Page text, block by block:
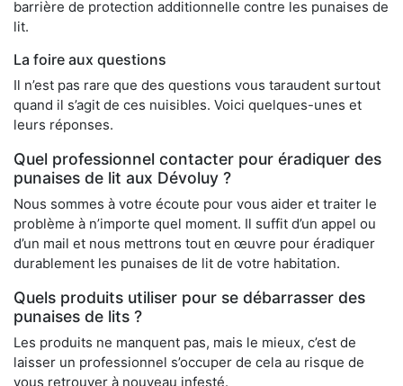
barrière de protection additionnelle contre les punaises de
lit.
La foire aux questions
Il n’est pas rare que des questions vous taraudent surtout
quand il s’agit de ces nuisibles. Voici quelques-unes et
leurs réponses.
Quel professionnel contacter pour éradiquer des
punaises de lit aux Dévoluy ?
Nous sommes à votre écoute pour vous aider et traiter le
problème à n’importe quel moment. Il suffit d’un appel ou
d’un mail et nous mettrons tout en œuvre pour éradiquer
durablement les punaises de lit de votre habitation.
Quels produits utiliser pour se débarrasser des
punaises de lits ?
Les produits ne manquent pas, mais le mieux, c’est de
laisser un professionnel s’occuper de cela au risque de
vous retrouver à nouveau infesté.